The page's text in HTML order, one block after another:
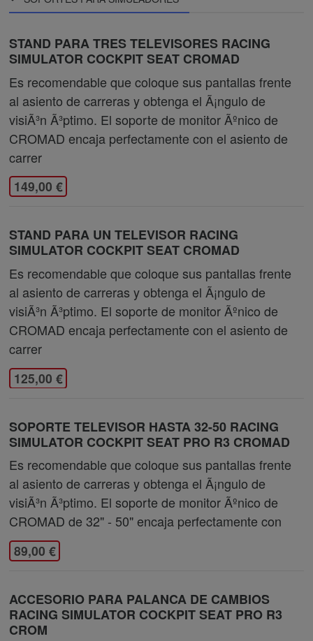
STAND PARA TRES TELEVISORES RACING
SIMULATOR COCKPIT SEAT CROMAD
Es recomendable que coloque sus pantallas frente
al asiento de carreras y obtenga el Ã¡ngulo de
visiÃ³n Ã³ptimo. El soporte de monitor Ãºnico de
CROMAD encaja perfectamente con el asiento de
carrer
149,00 €
STAND PARA UN TELEVISOR RACING
SIMULATOR COCKPIT SEAT CROMAD
Es recomendable que coloque sus pantallas frente
al asiento de carreras y obtenga el Ã¡ngulo de
visiÃ³n Ã³ptimo. El soporte de monitor Ãºnico de
CROMAD encaja perfectamente con el asiento de
carrer
125,00 €
SOPORTE TELEVISOR HASTA 32-50 RACING
SIMULATOR COCKPIT SEAT PRO R3 CROMAD
Es recomendable que coloque sus pantallas frente
al asiento de carreras y obtenga el Ã¡ngulo de
visiÃ³n Ã³ptimo. El soporte de monitor Ãºnico de
CROMAD de 32" - 50" encaja perfectamente con
89,00 €
ACCESORIO PARA PALANCA DE CAMBIOS
RACING SIMULATOR COCKPIT SEAT PRO R3
CROM